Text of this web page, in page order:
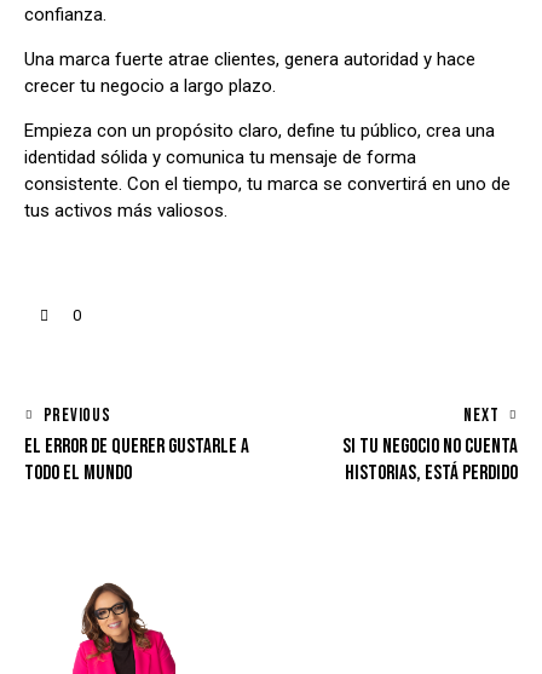
confianza.
Una marca fuerte atrae clientes, genera autoridad y hace
crecer tu negocio a largo plazo.
Empieza con un propósito claro, define tu público, crea una
identidad sólida y comunica tu mensaje de forma
consistente. Con el tiempo, tu marca se convertirá en uno de
tus activos más valiosos.
0
PREVIOUS
EL ERROR DE QUERER GUSTARLE A
TODO EL MUNDO
NEXT
SI TU NEGOCIO NO CUENTA
HISTORIAS, ESTÁ PERDIDO